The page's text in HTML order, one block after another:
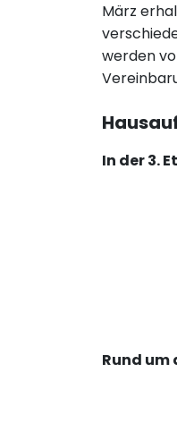
März
werden
In der 3.
Rund um